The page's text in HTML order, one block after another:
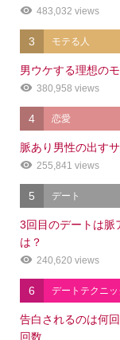
483,032 views
3 モテる人
男ウケする理想の
380,958 views
4 恋愛
脈あり男性の出す
255,841 views
5 デート
3回目のデートは脈
は？
240,620 views
6 デートテクニッ
告白されるのは何
回数